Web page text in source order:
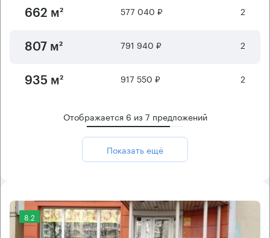
662 м² 577 040 ₽ 2
807 м² 791 940 ₽ 2
935 м² 917 550 ₽ 2
Отображается 6 из7 предложений
Показать ещё
8.2